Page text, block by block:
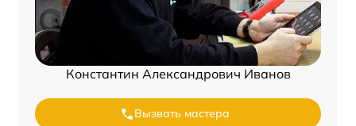
Константин Александрович Иванов
Вызвать мастера